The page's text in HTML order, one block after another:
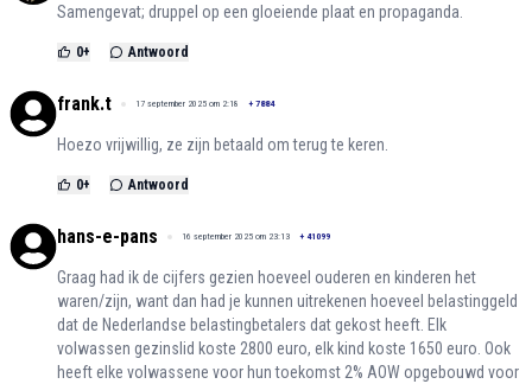
Samengevat; druppel op een gloeiende plaat en propaganda.
0+ Antwoord
frank.t 17 september 2025 om 2:18 + 7884
Hoezo vrijwillig, ze zijn betaald om terug te keren.
0+ Antwoord
hans-e-pans 16 september 2025 om 23:13 + 41099
Graag had ik de cijfers gezien hoeveel ouderen en kinderen het
waren/zijn, want dan had je kunnen uitrekenen hoeveel belastinggeld
dat de Nederlandse belastingbetalers dat gekost heeft. Elk
volwassen gezinslid koste 2800 euro, elk kind koste 1650 euro. Ook
heeft elke volwassene voor hun toekomst 2% AOW opgebouwd voor